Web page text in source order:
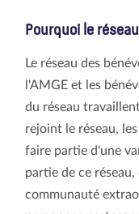
Pourquoi le
Le réseau des
l'AMGE et les
du réseau
rejoint le réseau,
faire partie d'une
partie de ce
communauté